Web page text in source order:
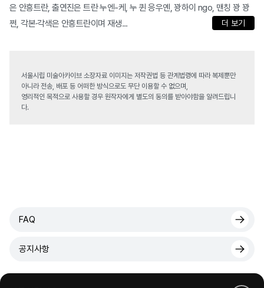
은 안흥트란, 출연진은 트란 누엔-케, 누 퀸 응우옌, 꽝하이 ngo, 맨칭 꽝 꽝
쩐, 각본·각색은 안흥트란이며 재생...
더 보기
서울시립 미술아카이브 소장자료 이미지는 저작권법 등 관계법령에 따라 복제뿐만
아니라 전송, 배포 등 어떠한 방식으로도 무단 이용할 수 없으며,
영리적인 목적으로 사용할 경우 원작자에게 별도의 동의를 받아야함을 알려드립니
다.
FAQ
공지사항